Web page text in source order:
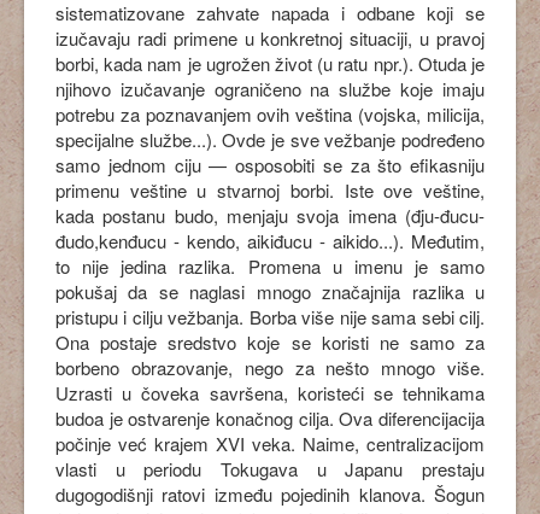
sistematizovane zahvate napada i odbane koji se
izučavaju radi primene u konkretnoj situaciji, u pravoj
borbi, kada nam je ugrožen život (u ratu npr.). Otuda je
njihovo izučavanje ograničeno na službe koje imaju
potrebu za poznavanjem ovih veština (vojska, milicija,
specijalne službe...). Ovde je sve vežbanje podređeno
samo jednom ciju — osposobiti se za što efikasniju
primenu veštine u stvarnoj borbi. Iste ove veštine,
kada postanu budo, menjaju svoja imena (đju-đucu-
đudo,kenđucu - kendo, aikiđucu - aikido...). Međutim,
to nije jedina razlika. Promena u imenu je samo
pokušaj da se naglasi mnogo značajnija razlika u
pristupu i cilju vežbanja. Borba više nije sama sebi cilj.
Ona postaje sredstvo koje se koristi ne samo za
borbeno obrazovanje, nego za nešto mnogo više.
Uzrasti u čoveka savršena, koristeći se tehnikama
budoa je ostvarenje konačnog cilja. Ova diferencijacija
počinje već krajem XVI veka. Naime, centralizacijom
vlasti u periodu Tokugava u Japanu prestaju
dugogodišnji ratovi između pojedinih klanova. Šogun